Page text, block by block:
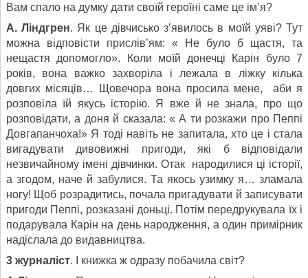
Вам спало на думку дати своїй героїні саме це ім’я?
А. Ліндгрен. Як це дівчисько з’явилось в моїй уяві? Тут
можна відповісти прислів’ям: « Не було б щастя, та
нещастя допомогло». Коли моїй донечці Карін було 7
років, вона важко захворіла і лежала в ліжку кілька
довгих місяців… Щовечора вона просила мене, аби я
розповіла їй якусь історію. Я вже й не знала, про що
розповідати, а доня й сказала: « А ти розкажи про Пеппі
Довгапанчоха!» Я тоді навіть не запитала, хто це і стала
вигадувати дивовижні пригоди, які б відповідали
незвичайному імені дівчинки. Отак народилися ці історії,
а згодом, наче й забулися. Та якось узимку я… зламала
ногу! Щоб розрадитись, почала пригадувати й записувати
пригоди Пеппі, розказані доньці. Потім передрукувала їх і
подарувала Карін на день народження, а один примірник
надіслала до видавництва.
3 журналіст. І книжка ж одразу побачила світ?